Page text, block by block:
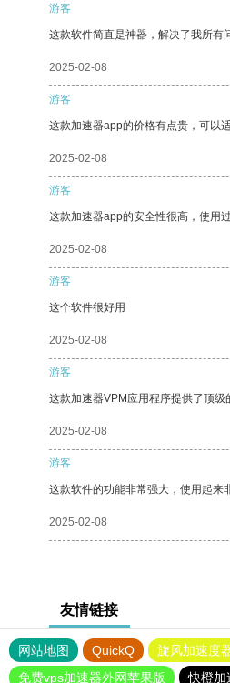
游客
这款软件简直是神器，解决了我所有
2025-02-08
游客
这款加速器app的价格有点贵，可以
2025-02-08
游客
这款加速器app的安全性很高，使用
2025-02-08
游客
这个软件很好用
2025-02-08
游客
这款加速器VPM应用程序提供了顶级
2025-02-08
游客
这款软件的功能非常强大，使用起来
2025-02-08
友情链接
网站地图 QuickQ 旋风加速度
免费vps加速器外网苹果版
快橙加